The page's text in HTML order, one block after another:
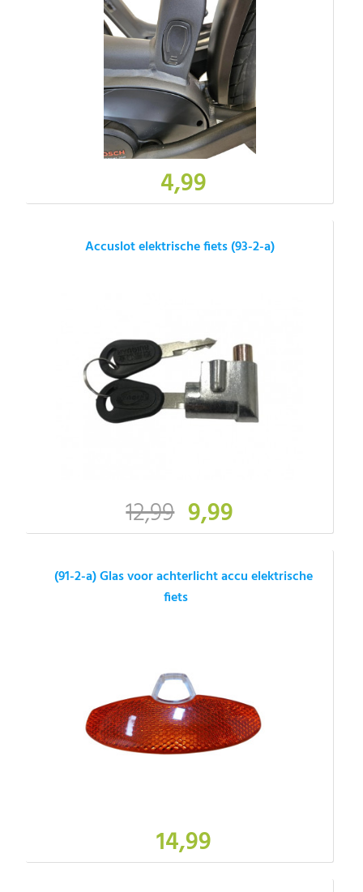
4,99
Accuslot elektrische fiets (93-2-a)
12,99 9,99
(91-2-a) Glas voor achterlicht accu elektrische
fiets
14,99